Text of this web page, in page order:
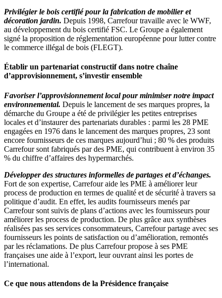
Privilégier le bois certifié pour la fabrication de mobilier et
décoration jardin. Depuis 1998, Carrefour travaille avec le WWF,
au développement du bois certifié FSC. Le Groupe a également
signé la proposition de réglementation européenne pour lutter contre
le commerce illégal de bois (FLEGT).
Établir un partenariat constructif dans notre chaîne
d’approvisionnement, s’investir ensemble
Favoriser l’approvisionnement local pour minimiser notre impact
environnemental. Depuis le lancement de ses marques propres, la
démarche du Groupe a été de privilégier les petites entreprises
locales et d’instaurer des partenariats durables : parmi les 28 PME
engagées en 1976 dans le lancement des marques propres, 23 sont
encore fournisseurs de ces marques aujourd’hui ; 80 % des produits
Carrefour sont fabriqués par des PME, qui contribuent à environ 35
% du chiffre d’affaires des hypermarchés.
Développer des structures informelles de partages et d’échanges.
Fort de son expertise, Carrefour aide les PME à améliorer leur
process de production en termes de qualité et de sécurité à travers sa
politique d’audit. En effet, les audits fournisseurs menés par
Carrefour sont suivis de plans d’actions avec les fournisseurs pour
améliorer les process de production. De plus grâce aux synthèses
réalisées pas ses services consommateurs, Carrefour partage avec ses
fournisseurs les points de satisfaction ou d’amélioration, remontés
par les réclamations. De plus Carrefour propose à ses PME
françaises une aide à l’export, leur ouvrant ainsi les portes de
l’international.
Ce que nous attendons de la Présidence française